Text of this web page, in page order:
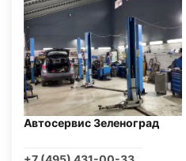
Автосервис Зеленоград